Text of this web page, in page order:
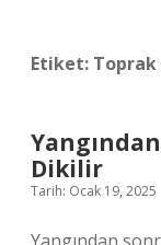
Etiket: Toprak
Dikilir
Tarih: Ocak 19, 2025